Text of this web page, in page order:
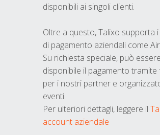
disponibili ai singoli clienti.
Oltre a questo, Talixo supporta
di pagamento aziendali come
Su richiesta speciale, può
disponibile il pagamento tramite
per i nostri partner e
eventi.
Per ulteriori dettagli, leggere il
account aziendale